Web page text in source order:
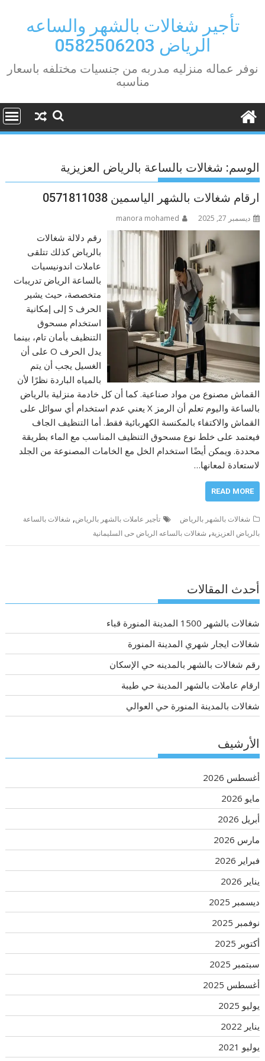
contentتأجير شغالات بالشهر والساعه
الرياض 0582506203
نوفر عماله منزليه مدربه من جنسيات مختلفه باسعار
مناسبه
الوسم: شغالات بالساعة بالرياض العزيزية
ارقام شغالات بالشهر الياسمين 0571811038
ديسمبر 27, 2025 manora mohamed
رقم دلالة شغالات
بالرياض كذلك تتلقى
عاملات اندونيسيات
بالساعة الرياض تدريبات
متخصصة، حيث يشير
الحرف S إلى إمكانية
استخدام مسحوق
التنظيف بأمان تام، بينما
يدل الحرف O على أن
الغسيل يجب أن يتم
بالمياه الباردة نظرًا لأن
القماش مصنوع من مواد صناعية. كما أن كل خادمة منزلية بالرياض
بالساعة واليوم تعلم أن الرمز X يعني عدم استخدام أي سوائل على
القماش والاكتفاء بالمكنسة الكهربائية فقط. أما التنظيف الجاف
فيعتمد على خلط نوع مسحوق التنظيف المناسب مع الماء بطريقة
محددة. ويمكن أيضًا استخدام الخل مع الخامات المصنوعة من الجلد
لاستعادة لمعانها…
READ MORE
شغالات بالشهر بالرياض تأجير عاملات بالشهر بالرياض, شغالات بالساعة
بالرياض العزيزية, شغالات بالساعه الرياض حى السليمانية
أحدث المقالات
شغالات بالشهر 1500 المدينة المنورة قباء
شغالات ايجار شهري المدينة المنورة
رقم شغالات بالشهر بالمدينه حي الإسكان
ارقام عاملات بالشهر المدينة حي طيبة
شغالات بالمدينة المنورة حي العوالي
الأرشيف
أغسطس 2026
مايو 2026
أبريل 2026
مارس 2026
فبراير 2026
يناير 2026
ديسمبر 2025
نوفمبر 2025
أكتوبر 2025
سبتمبر 2025
أغسطس 2025
يوليو 2025
يناير 2022
يوليو 2021